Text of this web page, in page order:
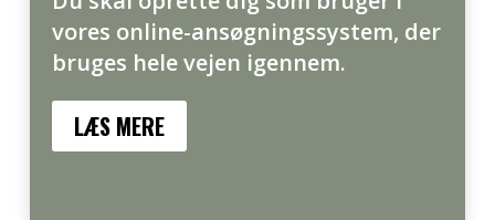
vores online-ansøgningssystem, der
bruges hele vejen igennem.
LÆS MERE